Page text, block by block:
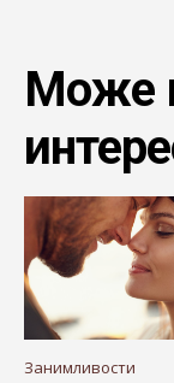
Може
Занимливости